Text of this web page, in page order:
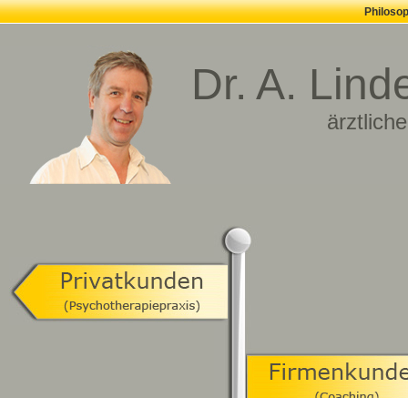
Dr. A.